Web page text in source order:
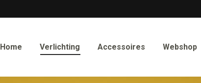
Home Verlichting Accessoires Webshop